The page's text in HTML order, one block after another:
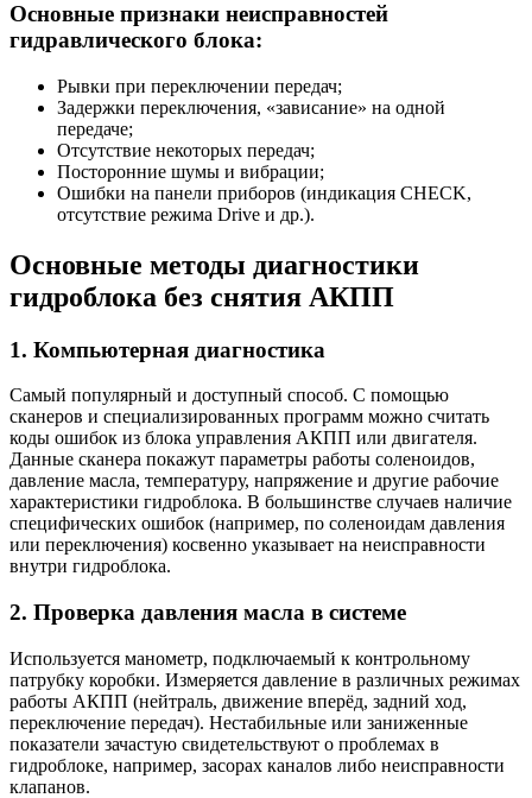
Основные признаки неисправностей
гидравлического блока:
Рывки при переключении передач;
Задержки переключения, «зависание» на одной
передаче;
Отсутствие некоторых передач;
Посторонние шумы и вибрации;
Ошибки на панели приборов (индикация CHECK,
отсутствие режима Drive и др.).
Основные методы диагностики
гидроблока без снятия АКПП
1. Компьютерная диагностика
Самый популярный и доступный способ. С помощью
сканеров и специализированных программ можно считать
коды ошибок из блока управления АКПП или двигателя.
Данные сканера покажут параметры работы соленоидов,
давление масла, температуру, напряжение и другие рабочие
характеристики гидроблока. В большинстве случаев наличие
специфических ошибок (например, по соленоидам давления
или переключения) косвенно указывает на неисправности
внутри гидроблока.
2. Проверка давления масла в системе
Используется манометр, подключаемый к контрольному
патрубку коробки. Измеряется давление в различных режимах
работы АКПП (нейтраль, движение вперёд, задний ход,
переключение передач). Нестабильные или заниженные
показатели зачастую свидетельствуют о проблемах в
гидроблоке, например, засорах каналов либо неисправности
клапанов.